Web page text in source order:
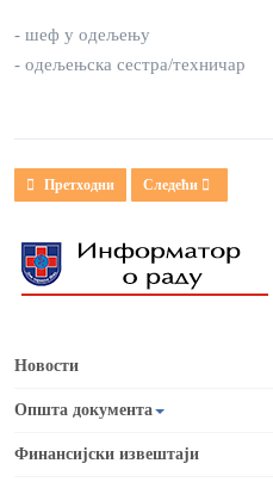
- шеф у одељењу
- одељењска сестра/техничар
Претходни чланак: КУЋНИ РЕД
Претходни Следећи чланак:
Следећи
Новости
Општа документа
Финансијски извештаји